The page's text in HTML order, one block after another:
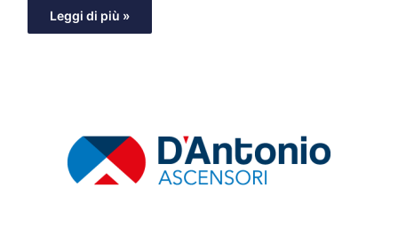
Leggi di più »